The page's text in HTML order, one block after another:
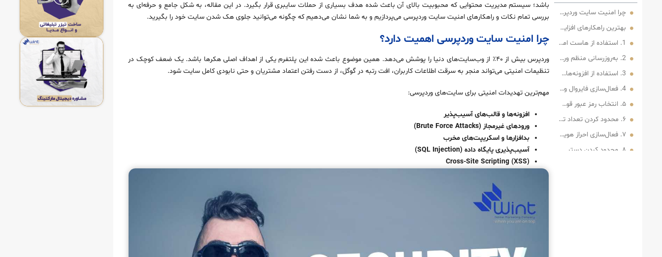
چرا امنیت سایت وردپرسی اهمیت دارد؟
بهترین راهکارهای افزایش امنیت سایت وردپرسی
1. استفاده از هاست امن و معتبر
2. به‌روزرسانی منظم وردپرس، قالب و افزونه‌ها
3. استفاده از افزونه‌های امنیتی وردپرس
4. فعال‌سازی فایروال وب (WAF)
۵. انتخاب رمز عبور قوی و تغییر نام کاربری پیش‌فرض
۶. محدود کردن تعداد تلاش برای ورود (Limit Login Attempts)
۷. فعال‌سازی احراز هویت دو مرحله‌ای (Two-Factor Authentication)
باشد؛ سیستم مدیریت محتوایی که محبوبیت بالای آن باعث شده هدف بسیاری از حملات سایبری قرار بگیرد. در این مقاله، به شکل جامع و حرفه‌ای به
بررسی تمام نکات و راهکارهای امنیت سایت وردپرسی می‌پردازیم و به شما نشان می‌دهیم که چگونه می‌توانید جلوی هک شدن سایت خود را بگیرید.
چرا امنیت سایت وردپرسی اهمیت دارد؟
وردپرس بیش از ۴۰٪ از وب‌سایت‌های دنیا را پوشش می‌دهد. همین موضوع باعث شده این پلتفرم یکی از اهداف اصلی هکرها باشد. یک ضعف کوچک در
تنظیمات امنیتی می‌تواند منجر به سرقت اطلاعات کاربران، افت رتبه در گوگل، از دست رفتن اعتماد مشتریان و حتی نابودی کامل سایت شود.
مهم‌ترین تهدیدات امنیتی برای سایت‌های وردپرسی:
افزونه‌ها و قالب‌های آسیب‌پذیر
ورودهای غیرمجاز (Brute Force Attacks)
بدافزارها و اسکریپت‌های مخرب
آسیب‌پذیری پایگاه داده (SQL Injection)
Cross-Site Scripting (XSS)